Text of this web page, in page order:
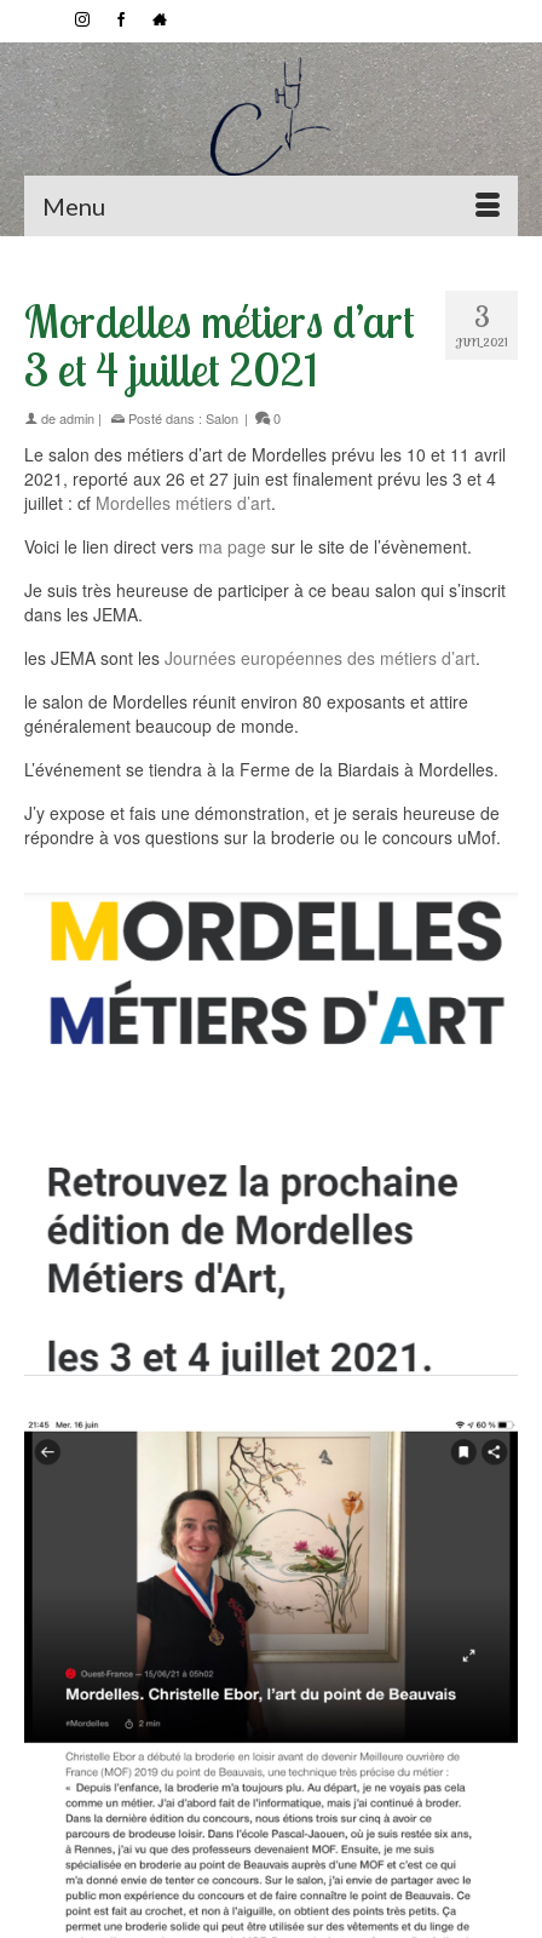
Menu
3
JUIL 2021
Mordelles métiers d’art
3 et 4 juillet 2021
deadmin | Posté dans : Salon | 0
Le salon des métiers d’art de Mordelles prévu les 10 et 11 avril
2021, reporté aux 26 et 27 juin est finalement prévu les 3 et 4
juillet : cf Mordelles métiers d’art.
Voici le lien direct vers ma page sur le site de l’évènement.
Je suis très heureuse de participer à ce beau salon qui s’inscrit
dans les JEMA.
les JEMA sont les Journées européennes des métiers d’art.
le salon de Mordelles réunit environ 80 exposants et attire
généralement beaucoup de monde.
L’événement se tiendra à la Ferme de la Biardais à Mordelles.
J’y expose et fais une démonstration, et je serais heureuse de
répondre à vos questions sur la broderie ou le concours uMof.